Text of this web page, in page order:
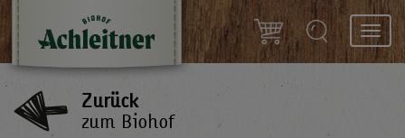
Zurück
zum Biohof